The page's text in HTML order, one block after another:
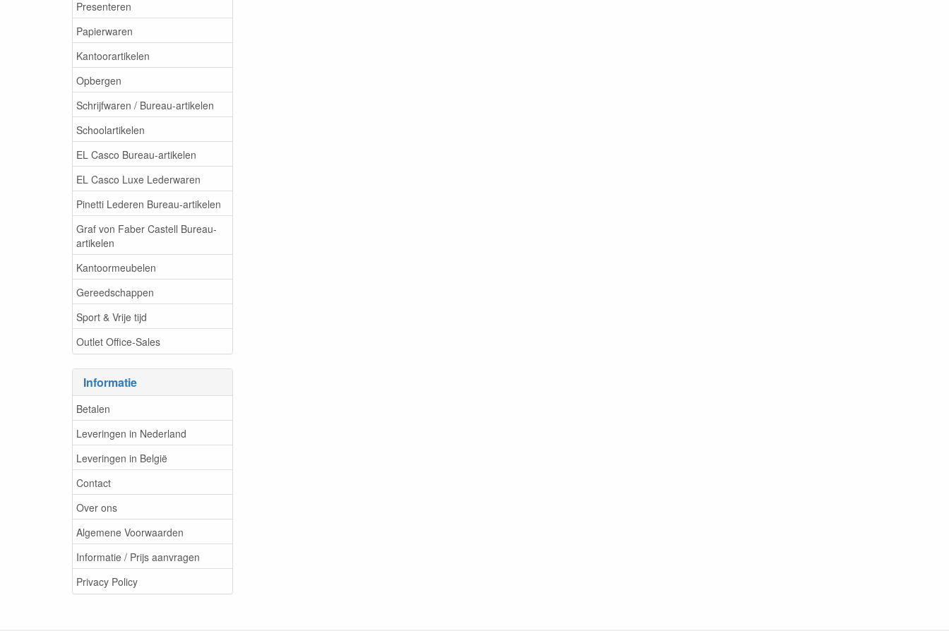
Presenteren
Papierwaren
Kantoorartikelen
Opbergen
Schrijfwaren / Bureau-artikelen
Schoolartikelen
EL Casco Bureau-artikelen
EL Casco Luxe Lederwaren
Pinetti Lederen Bureau-artikelen
Graf von Faber Castell Bureau-
artikelen
Kantoormeubelen
Gereedschappen
Sport & Vrije tijd
Outlet Office-Sales
Informatie
Betalen
Leveringen in Nederland
Leveringen in België
Contact
Over ons
Algemene Voorwaarden
Informatie / Prijs aanvragen
Privacy Policy